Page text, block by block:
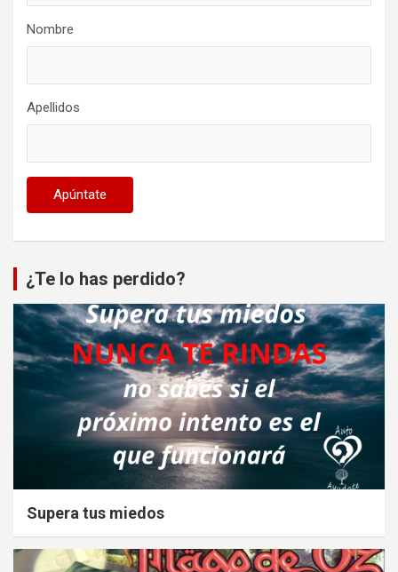
Nombre
Apellidos
¿Te lo has perdido?
Supera tus miedos